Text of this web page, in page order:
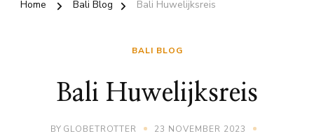
Home Bali Blog Bali Huwelijksreis
BALI BLOG
Bali Huwelijksreis
BY GLOBETROTTER
23 NOVEMBER 2023